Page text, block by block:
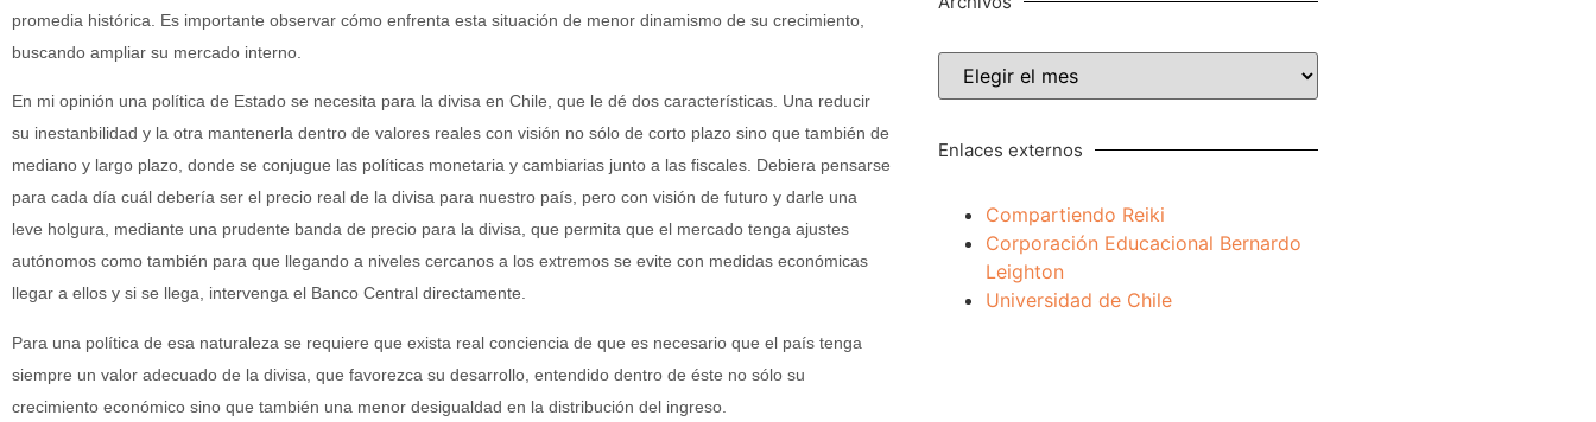
promedia histórica. Es importante observar cómo enfrenta esta situación de menor dinamismo de su crecimiento,
buscando ampliar su mercado interno.
En mi opinión una política de Estado se necesita para la divisa en Chile, que le dé dos características. Una reducir
su inestanbilidad y la otra mantenerla dentro de valores reales con visión no sólo de corto plazo sino que también de
mediano y largo plazo, donde se conjugue las políticas monetaria y cambiarias junto a las fiscales. Debiera pensarse
para cada día cuál debería ser el precio real de la divisa para nuestro país, pero con visión de futuro y darle una
leve holgura, mediante una prudente banda de precio para la divisa, que permita que el mercado tenga ajustes
autónomos como también para que llegando a niveles cercanos a los extremos se evite con medidas económicas
llegar a ellos y si se llega, intervenga el Banco Central directamente.
Para una política de esa naturaleza se requiere que exista real conciencia de que es necesario que el país tenga
siempre un valor adecuado de la divisa, que favorezca su desarrollo, entendido dentro de éste no sólo su
crecimiento económico sino que también una menor desigualdad en la distribución del ingreso.
Enlaces externos
Compartiendo Reiki
Corporación Educacional Bernardo
Leighton
Universidad de Chile